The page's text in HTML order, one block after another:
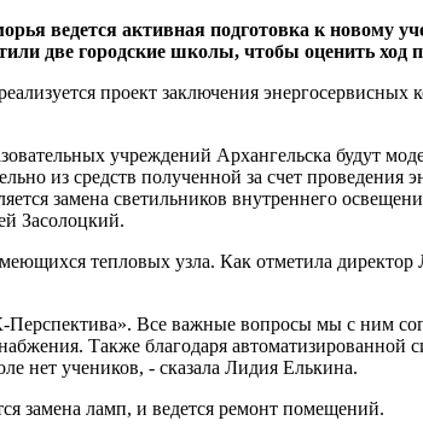
ведется активная подготовка к новому
две городские школы, чтобы оценить ход
проект заключения
учреждений Архангельска будут
из средств полученной за счет
замена светильников внутреннего
Засолоцкий.
тепловых узла. Как отметила директор
Все важные вопросы мы с ним
Также благодаря автоматизированной
нет учеников, - сказала Лидия Елькина.
замена ламп, и ведется ремонт помещений.